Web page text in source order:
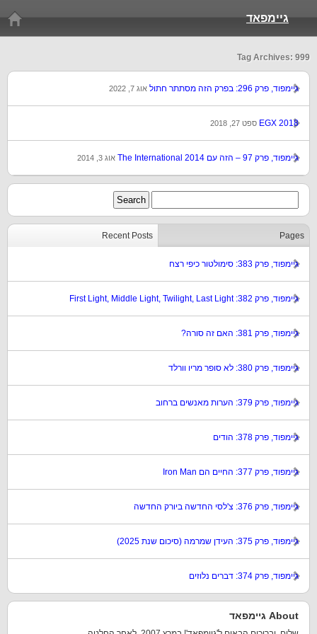
גיימפאד
Tag Archives: 999
גיימפוד, פרק 296: בפרק הזה מסתתר חתול אוג 7, 2022
EGX 2018 ספט 27, 2018
גיימפוד, פרק 97 – הזה עם The International 2014 אוג 3, 2014
Recent Posts Pages
גיימפוד, פרק 383: סימולטור כיפי רצח
גיימפוד, פרק 382: First Light, Middle Light, Twilight, Last Light
גיימפוד, פרק 381: האם זה סורה?
גיימפוד, פרק 380: לא סופר מריו וורלד
גיימפוד, פרק 379: הערות מאנשים ברחוב
גיימפוד, פרק 378: הודים
גיימפוד, פרק 377: החיים הם Iron Man
גיימפוד, פרק 376: צ'לסי החדשה ביורק החדשה
גיימפוד, פרק 375: העידן שמרמה (סיכום שנת 2025)
גיימפוד, פרק 374: דברים נלוזים
About גיימפאד